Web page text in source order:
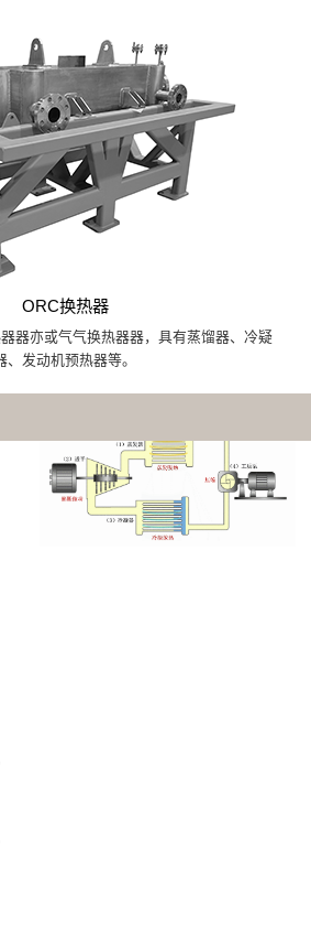
ORC换热器
器亦或气气换热器器，具有蒸馏器、冷疑
、发动机预热器等。